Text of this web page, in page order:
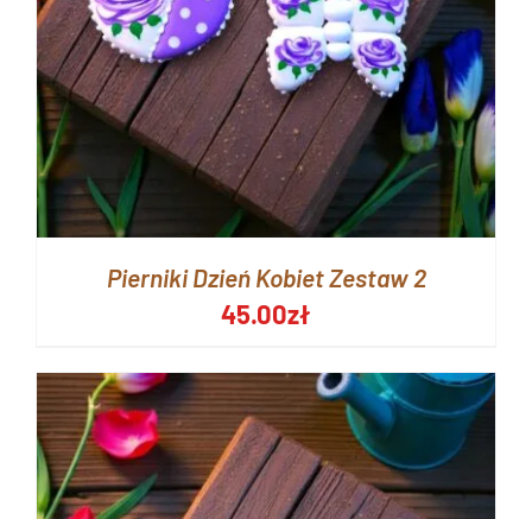
Pierniki Dzień Kobiet Zestaw 2
45.00zł